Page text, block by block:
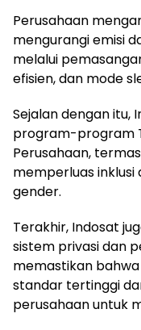
Perusahaan
mengurangi emisi
melalui
efisien, dan mode
Sejalan dengan itu,
program-program
Perusahaan,
memperluas
gender.
Terakhir, Indosat
sistem privasi dan
memastikan
standar tertinggi
perusahaan untuk